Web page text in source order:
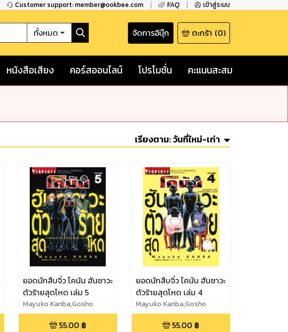
Customer support: member@ookbee.com FAQ เข้าสู่ระบบ
ทั้งหมด จัดการอีบุ๊ก ตะกร้า (0)
หนังสือเสียง คอร์สออนไลน์ โปรโมชั่น คะแนนสะสม
เรียงตาม:วันที่ใหม่-เก่า
ยอดนักสืบจิ๋ว โคนัน ฮันซาวะ
ตัวร้ายสุดโหด เล่ม 5
Mayuko Kanba,Gosho
Aoyama
55.00 ฿
ยอดนักสืบจิ๋ว โคนัน ฮันซาวะ
ตัวร้ายสุดโหด เล่ม 4
Mayuko Kanba,Gosho
Aoyama
55.00 ฿